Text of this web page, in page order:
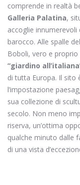
comprende in realtà
Galleria Palatina,
accoglie
barocco. Alle spalle
Boboli, vero e proprio
“giardino
di tutta Europa. Il sito
l’impostazione
sua collezione di
secolo. Non meno
riserva, un’ottima
qualche minuto dalle
di una vista